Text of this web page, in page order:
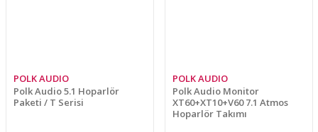
POLK AUDIO
Polk Audio 5.1 Hoparlör
Paketi / T Serisi
POLK AUDIO
Polk Audio Monitor
XT60+XT10+V60 7.1 Atmos
Hoparlör Takımı